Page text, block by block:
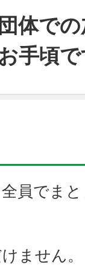
団体で
手頃
員でま
ません。